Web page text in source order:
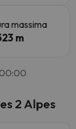
massima
m
2 Alpes